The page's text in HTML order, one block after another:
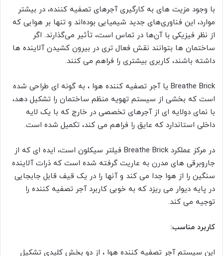
با وجود مزیت های به کارگیری آجرهای تصفیه کننده، در بیشتر
موارد، این فناوری‌های جدید شیمیایی بوده‌اند و تنها بر هوایی که
از نظر فیزیکی با آن‌ها در تماس است، تأثیر می‌گذارند. اگر
ساختمان ها بتوانند نقش فعال تری در بیرون کشیدن آلاینده ها
داشته باشند، کاربری بیشتری را فراهم می کنند.
Breathe Brick یا آجر تصفیه کننده هوا ، به گونه ای طراحی شده
است که بخشی از سیستم تهویه منظم ساختمان را تشکیل دهد،
با نمای دولایه ای از آجرهای تخصصی در خارج که با یک لایه
داخلی استاندارد که عایق را فراهم می کند، تکمیل شده است.
در مرکز عملکرد Breathe Brick فیلتر سیکلون است، ایده ای که از
جاروبرقی های مدرن به عاریت گرفته شده است که ذرات آلاینده
سنگین را از هوا جدا می کند و آنها را در یک قیف قابل جابجایی
در پایه دیوار می ریزد که به خوبی کاربرد آجر تصفیه کننده را
توجیه می کند.
کاربرد مناسب:
این سیستم آجر تصفیه کننده هوا ، از دو بخش کلیدی تشکیل